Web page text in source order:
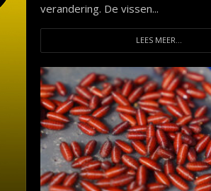
verandering. De vissen...
LEES MEER...